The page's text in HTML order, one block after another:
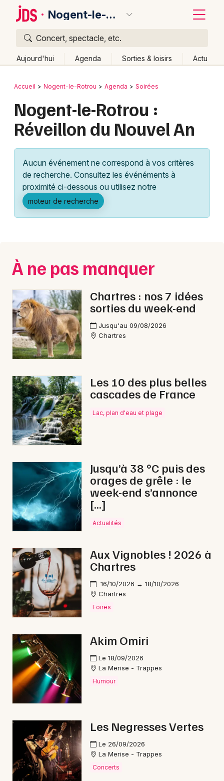
Nogent-le-Rotrou
Concert, spectacle, etc.
Aujourd'hui Agenda Sorties & loisirs Actu
Publier un événement
Grands événements
Activité & Expérience
Manifestations
Foires & salons
Concerts
Sports
Soirées
Sorties famille
Sorties & loisirs
Nouvel An en Eure-et-Loir
Nouvel An dans le Centre
Nouvel An dans le Centre-Val de Loire
Newsletter des sorties
Artistes en tournée
Actus à Nogent-le-Rotrou
Magazine à Nogent-le-Rotrou
28 - Eure-et-Loir
Mon email
Bordeaux
Colmar
Lille
Lyon
Marseille
Mulhouse
Nice
Paris
Strasbourg
Toulouse
Toutes les villes
Retour
Accueil Nogent-le-Rotrou Agenda Soirées
Nogent-le-Rotrou :
Réveillon du Nouvel An
Aucun événement ne correspond à vos critères
de recherche. Consultez les événéments à
proximité ci-dessous ou utilisez notre
moteur de recherche
À ne pas manquer
Chartres : nos 7 idées
sorties du week-end
Jusqu'au 09/08/2026
Chartres
Les 10 des plus belles
cascades de France
Lac, plan d'eau et plage
Jusqu’à 38 °C puis des
orages de grêle : le
week-end s’annonce
[…]
Actualités
Aux Vignobles ! 2026 à
Chartres
16/10/2026 → 18/10/2026
Chartres
Foires
Akim Omiri
Le 18/09/2026
La Merise - Trappes
Humour
Les Negresses Vertes
Le 26/09/2026
La Merise - Trappes
Concerts
Quoi ?
Où ?
Centre
Partout Près de moi Changer de lieu
Quand ?
Effacer les dates
Aujourd'hui
Demain Ce week-end Autre